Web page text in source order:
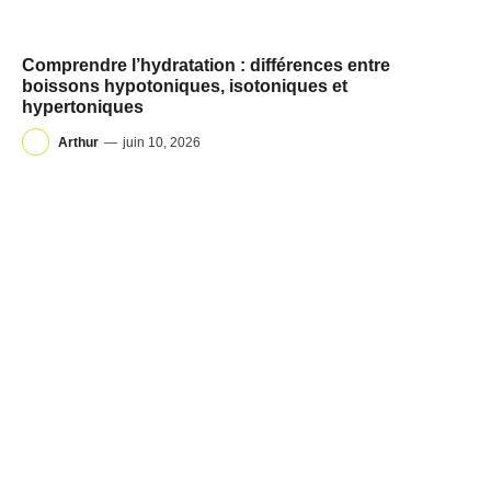
Comprendre l’hydratation : différences entre
boissons hypotoniques, isotoniques et
hypertoniques
Arthur — juin 10, 2026